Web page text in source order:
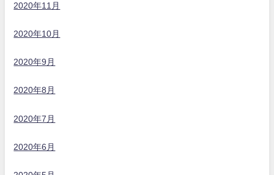
2020年11月
2020年10月
2020年9月
2020年8月
2020年7月
2020年6月